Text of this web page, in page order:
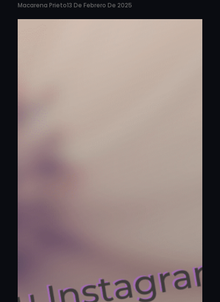
Macarena Prieto13 De Febrero De 2025